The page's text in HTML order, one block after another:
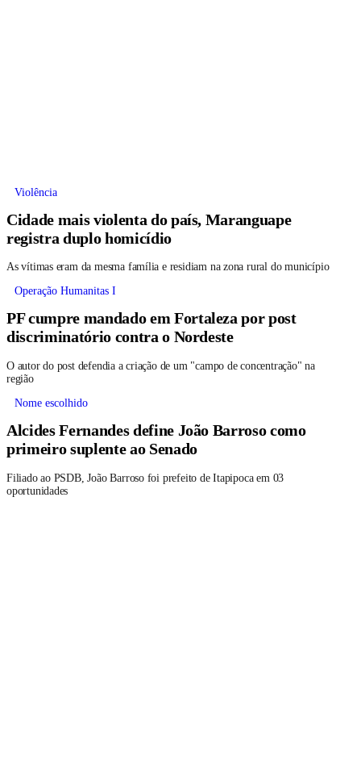
Violência
Cidade mais violenta do país, Maranguape
registra duplo homicídio
As vítimas eram da mesma família e residiam na zona rural do município
Operação Humanitas I
PF cumpre mandado em Fortaleza por post
discriminatório contra o Nordeste
O autor do post defendia a criação de um "campo de concentração" na
região
Nome escolhido
Alcides Fernandes define João Barroso como
primeiro suplente ao Senado
Filiado ao PSDB, João Barroso foi prefeito de Itapipoca em 03
oportunidades